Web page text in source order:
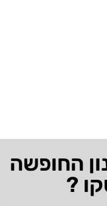
החופשה
?